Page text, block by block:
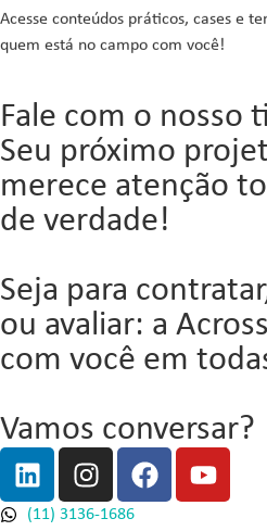
Acesse conteúdos práticos, cases e
quem está no campo com você!
Fale com o nosso
Seu próximo
merece atenção
de verdade!
Seja para
ou avaliar: a
com você em
Vamos conversar?
(11) 3136-1686